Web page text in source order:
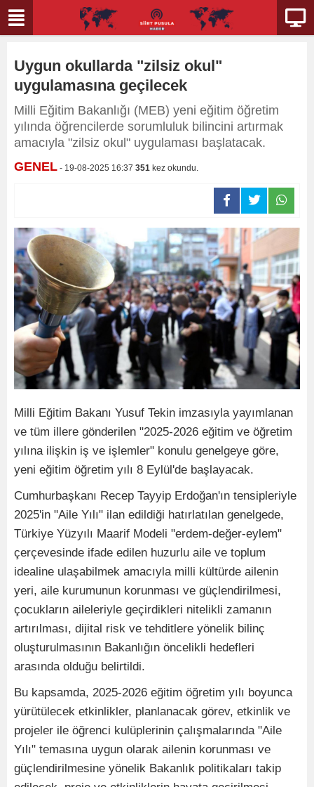
Uygun okullarda "zilsiz okul"
uygulamasına geçilecek
Milli Eğitim Bakanlığı (MEB) yeni eğitim öğretim
yılında öğrencilerde sorumluluk bilincini artırmak
amacıyla "zilsiz okul" uygulaması başlatacak.
GENEL - 19-08-2025 16:37 351 kez okundu.
Milli Eğitim Bakanı Yusuf Tekin imzasıyla yayımlanan
ve tüm illere gönderilen "2025-2026 eğitim ve öğretim
yılına ilişkin iş ve işlemler" konulu genelgeye göre,
yeni eğitim öğretim yılı 8 Eylül'de başlayacak.
Cumhurbaşkanı Recep Tayyip Erdoğan'ın tensipleriyle
2025'in "Aile Yılı" ilan edildiği hatırlatılan genelgede,
Türkiye Yüzyılı Maarif Modeli "erdem-değer-eylem"
çerçevesinde ifade edilen huzurlu aile ve toplum
idealine ulaşabilmek amacıyla milli kültürde ailenin
yeri, aile kurumunun korunması ve güçlendirilmesi,
çocukların aileleriyle geçirdikleri nitelikli zamanın
artırılması, dijital risk ve tehditlere yönelik bilinç
oluşturulmasının Bakanlığın öncelikli hedefleri
arasında olduğu belirtildi.
Bu kapsamda, 2025-2026 eğitim öğretim yılı boyunca
yürütülecek etkinlikler, planlanacak görev, etkinlik ve
projeler ile öğrenci kulüplerinin çalışmalarında "Aile
Yılı" temasına uygun olarak ailenin korunması ve
güçlendirilmesine yönelik Bakanlık politikaları takip